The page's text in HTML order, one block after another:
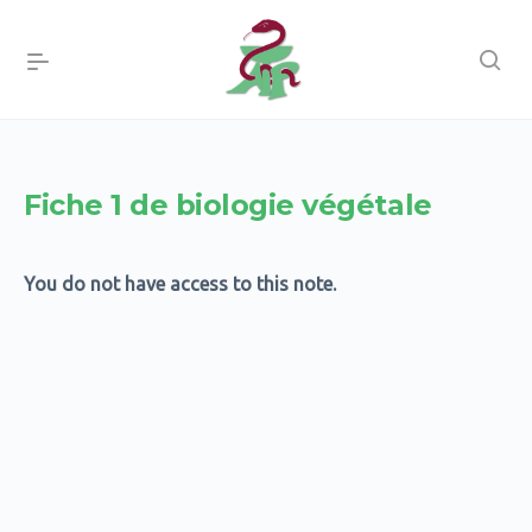
Fiche 1 de biologie végétale
You do not have access to this note.